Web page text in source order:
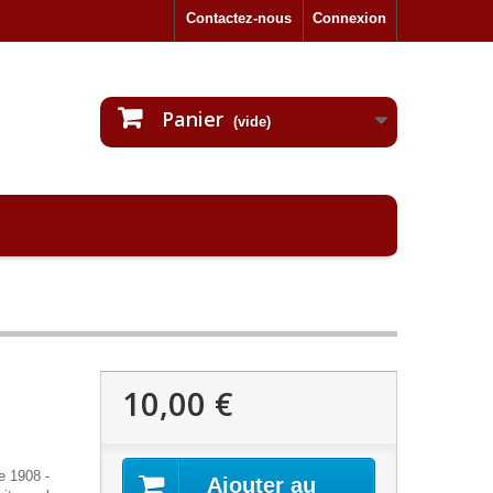
Connexion
Contactez-nous
Panier (vide)
1908 -
10,00 €
Ajouter au